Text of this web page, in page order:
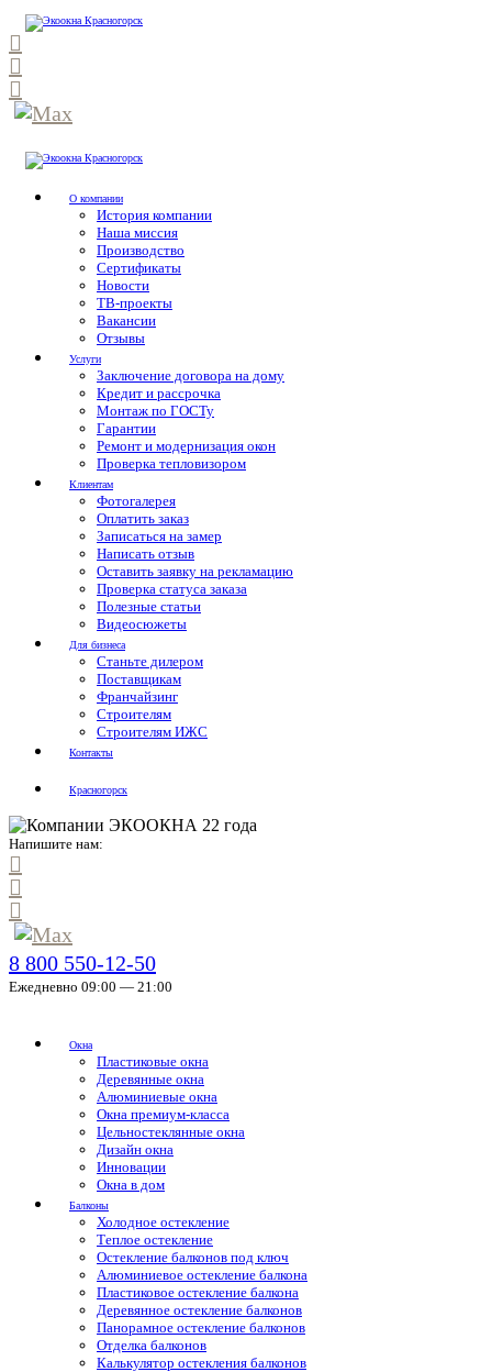
О компании
История компании
Наша миссия
Производство
Сертификаты
Новости
ТВ-проекты
Вакансии
Отзывы
Услуги
Заключение договора на дому
Кредит и рассрочка
Монтаж по ГОСТу
Гарантии
Ремонт и модернизация окон
Проверка тепловизором
Клиентам
Фотогалерея
Оплатить заказ
Записаться на замер
Написать отзыв
Оставить заявку на рекламацию
Проверка статуса заказа
Полезные статьи
Видеосюжеты
Для бизнеса
Станьте дилером
Поставщикам
Франчайзинг
Строителям
Строителям ИЖС
Контакты
Красногорск
Напишите нам:
8 800 550-12-50
Ежедневно 09:00 — 21:00
Окна
Пластиковые окна
Деревянные окна
Алюминиевые окна
Окна премиум-класса
Цельностеклянные окна
Дизайн окна
Инновации
Окна в дом
Балконы
Холодное остекление
Теплое остекление
Остекление балконов под ключ
Алюминиевое остекление балкона
Пластиковое остекление балкона
Деревянное остекление балконов
Панорамное остекление балконов
Отделка балконов
Калькулятор остекления балконов